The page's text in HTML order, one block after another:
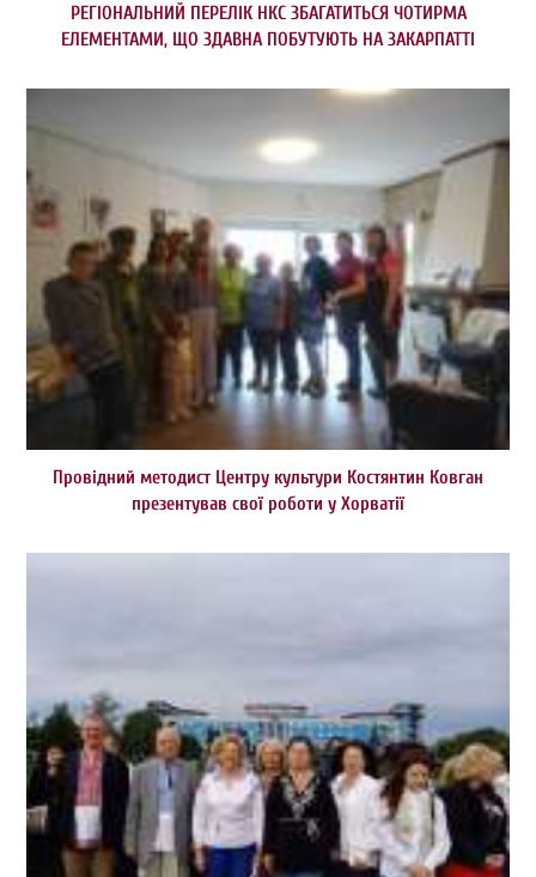
РЕГІОНАЛЬНИЙ ПЕРЕЛІК НКС ЗБАГАТИТЬСЯ ЧОТИРМА
ЕЛЕМЕНТАМИ, ЩО ЗДАВНА ПОБУТУЮТЬ НА ЗАКАРПАТТІ
Провідний методист Центру культури Костянтин Ковган
презентував свої роботи у Хорватії